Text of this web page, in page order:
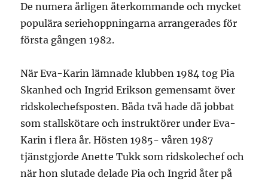
De numera årligen återkommande och mycket
populära seriehoppningarna arrangerades för
första gången 1982.
När Eva-Karin lämnade klubben 1984 tog Pia
Skanhed och Ingrid Erikson gemensamt över
ridskolechefsposten. Båda två hade då jobbat
som stallskötare och instruktörer under Eva-
Karin i flera år. Hösten 1985- våren 1987
tjänstgjorde Anette Tukk som ridskolechef och
när hon slutade delade Pia och Ingrid åter på